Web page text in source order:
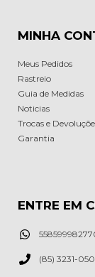
MINHA
Meus Pedidos
Rastreio
Guia de Medidas
Noticias
Trocas e
Garantia
ENTRE EM
(85) 3231-